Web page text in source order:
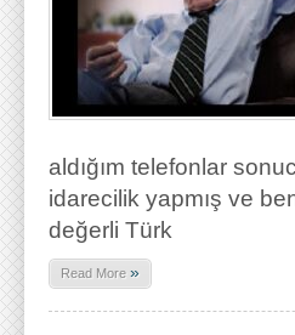
aldığım telefonlar
idarecilik yapmış ve
değerli Türk
Read More »